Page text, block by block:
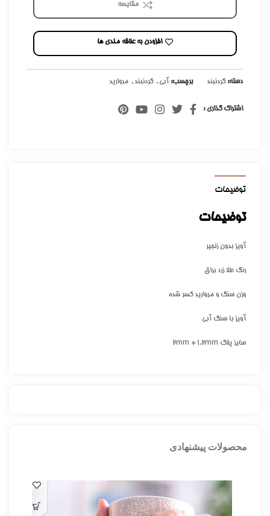
مقایسه
افزودن به علاقه مندی ها
دسته: گردنبند برچسب: آبی , گردنبند , مروارید
اشتراک گذاری :
توضیحات
توضیحات
آویز بدون زنجیر
رنگ طلا زرد براق
وزن سنگ و مروارید کسر شده
آویز با سنگ آبی
سایز پلاک 2mm * 1.2mm
محصولات پیشنهادی